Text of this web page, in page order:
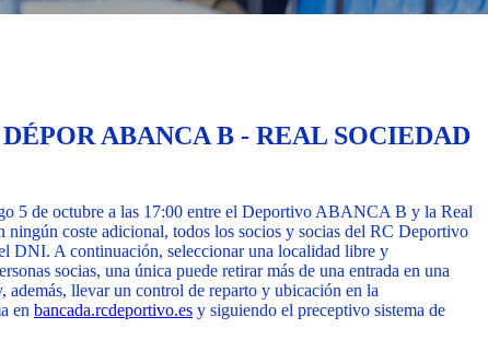
ABANCA B - REAL SOCIEDAD
5 de octubre a las 17:00 entre el Deportivo ABANCA B y la Real
ningún coste adicional, todos los socios y socias del RC Deportivo
DNI. A continuación, seleccionar una localidad libre y
socias, una única puede retirar más de una entrada en una
llevar un control de reparto y ubicación en la
en bancada.rcdeportivo.es y siguiendo el preceptivo sistema de